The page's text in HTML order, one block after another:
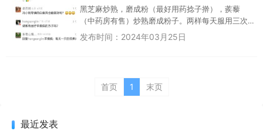
黑芝麻炒熟，磨成粉（最好用药捻子擀），蒺藜
（中药房有售）炒熟磨成粉子。两样每天服用三次
治疗白癜风有特效。（发病初期坚持服用效果更
发布时间：2024年03月25日
首页 1 末页
最近发表